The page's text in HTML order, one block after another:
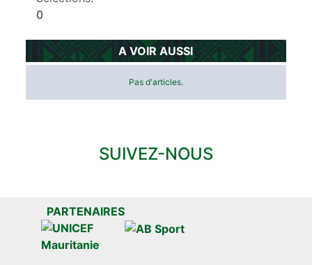
0
A VOIR AUSSI
Pas d'articles.
SUIVEZ-NOUS
PARTENAIRES